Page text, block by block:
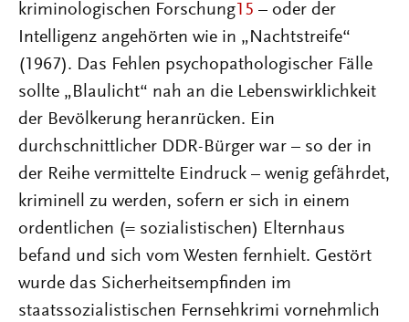
kriminologischen Forschung 15 – oder der
Intelligenz angehörten wie in „Nachtstreife“
(1967). Das Fehlen psychopathologischer Fälle
sollte „Blaulicht“ nah an die Lebenswirklichkeit
der Bevölkerung heranrücken. Ein
durchschnittlicher DDR-Bürger war – so der in
der Reihe vermittelte Eindruck – wenig gefährdet,
kriminell zu werden, sofern er sich in einem
ordentlichen (= sozialistischen) Elternhaus
befand und sich vom Westen fernhielt. Gestört
wurde das Sicherheitsempfinden im
staatssozialistischen Fernsehkrimi vornehmlich